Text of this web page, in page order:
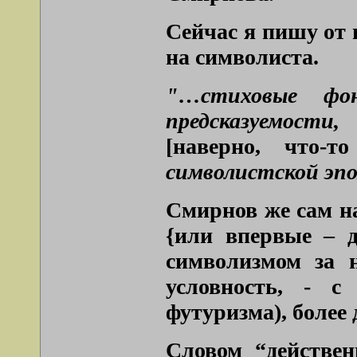
Сейчас я пишу от
на символиста.
"…стиховые
[наверно,
символистской
Смирнов же сам
{или впервые –
символизмом за
условность, - с
футуризма),
Словом